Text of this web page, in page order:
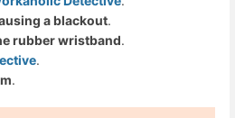
a blackout.
rubber wristband.
.
.